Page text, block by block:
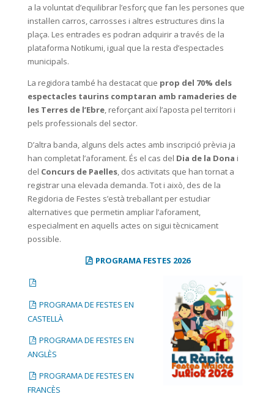
a la voluntat d’equilibrar l’esforç que fan les persones que
instal·len carros, carrosses i altres estructures dins la
plaça. Les entrades es podran adquirir a través de la
plataforma Notikumi, igual que la resta d’espectacles
municipals.
La regidora també ha destacat que prop del 70% dels
espectacles taurins comptaran amb ramaderies de
les Terres de l’Ebre, reforçant així l’aposta pel territori i
pels professionals del sector.
D’altra banda, alguns dels actes amb inscripció prèvia ja
han completat l’aforament. És el cas del Dia de la Dona i
del Concurs de Paelles, dos activitats que han tornat a
registrar una elevada demanda. Tot i això, des de la
Regidoria de Festes s’està treballant per estudiar
alternatives que permetin ampliar l’aforament,
especialment en aquells actes on sigui tècnicament
possible.
PROGRAMA FESTES 2026
PROGRAMA DE FESTES EN
CASTELLÀ
PROGRAMA DE FESTES EN
ANGLÈS
PROGRAMA DE FESTES EN
FRANCÈS